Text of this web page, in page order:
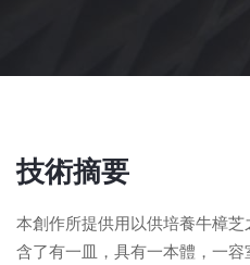
技術摘要
本創作所提供用以供培養牛樟
含了有一皿，具有一本體，一